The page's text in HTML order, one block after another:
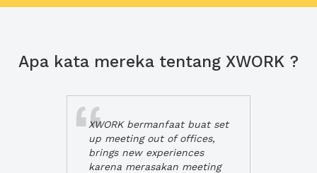
Apa kata mereka tentang XWORK ?
XWORK bermanfaat buat set
up meeting out of offices,
brings new experiences
karena merasakan meeting